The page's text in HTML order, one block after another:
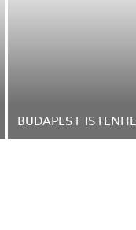
BUDAPEST